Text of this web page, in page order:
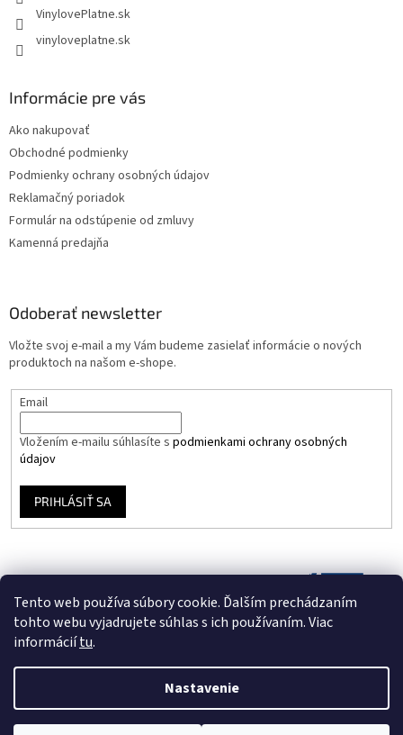
Tento web používa súbory cookie. Ďalším prechádzaním
tohto webu vyjadrujete súhlas s ich používaním. Viac
informáciítu.
Nastavenie
VinylovePlatne.sk
vinyloveplatne.sk
Informácie pre vás
Ako nakupovať
Obchodné podmienky
Podmienky ochrany osobných údajov
Reklamačný poriadok
Formulár na odstúpenie od zmluvy
Kamenná predajňa
Odoberať newsletter
Vložte svoj e-mail a my Vám budeme zasielať informácie o nových
produktoch na našom e-shope.
Email
Vložením e-mailu súhlasíte s podmienkami ochrany osobných
údajov
PRIHLÁSIŤ SA
Vytvoril Shoptet